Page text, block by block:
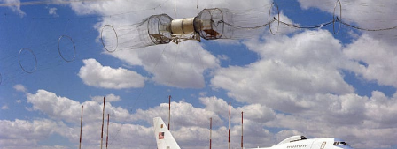
Časopis
Sledujte prima+
Přihlášení